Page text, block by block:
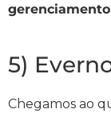
5)
Chegamos ao